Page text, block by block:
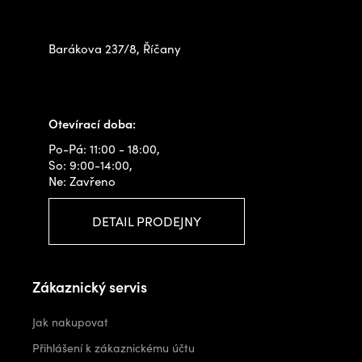
Barákova 237/8, Říčany
Otevírací doba:
Po-Pá: 11:00 - 18:00,
So: 9:00-14:00,
Ne: Zavřeno
DETAIL PRODEJNY
Zákaznický servis
Jak nakupovat
Přihlášení k zákaznickému účtu